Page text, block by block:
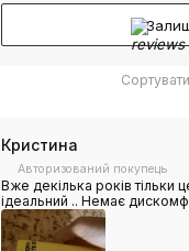
Кристина
Авторизований покупець
Вже декілька років тільки
ідеальний .. Немає